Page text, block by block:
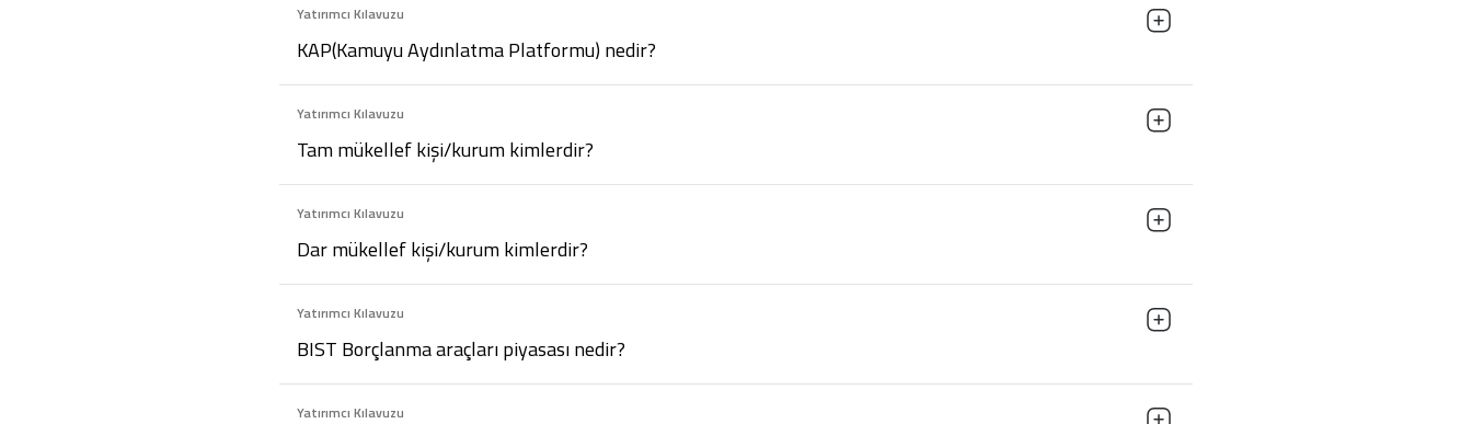
Yatırımcı Kılavuzu
KAP(Kamuyu Aydınlatma Platformu) nedir?
Yatırımcı Kılavuzu
Tam mükellef kişi/kurum kimlerdir?
Yatırımcı Kılavuzu
Dar mükellef kişi/kurum kimlerdir?
Yatırımcı Kılavuzu
BIST Borçlanma araçları piyasası nedir?
Yatırımcı Kılavuzu